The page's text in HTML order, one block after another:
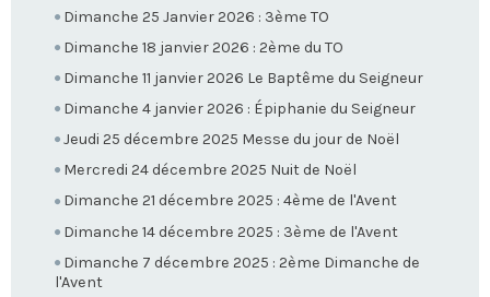
Dimanche 25 Janvier 2026 : 3ème TO
Dimanche 18 janvier 2026 : 2ème du TO
Dimanche 11 janvier 2026 Le Baptême du Seigneur
Dimanche 4 janvier 2026 : Épiphanie du Seigneur
Jeudi 25 décembre 2025 Messe du jour de Noël
Mercredi 24 décembre 2025 Nuit de Noël
Dimanche 21 décembre 2025 : 4ème de l'Avent
Dimanche 14 décembre 2025 : 3ème de l'Avent
Dimanche 7 décembre 2025 : 2ème Dimanche de
l'Avent